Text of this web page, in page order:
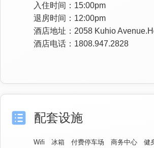
入住时间：15:00pm
退房时间：12:00pm
酒店地址：2058 Kuhio
酒店电话：1808.947.2828
配套设施
Wifi 冰箱 付费停车场 商务中心 健